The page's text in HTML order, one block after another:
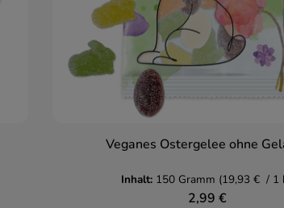
Veganes Ostergelee ohne
Inhalt: 150 Gramm (19,93 € / 1
2,99 €